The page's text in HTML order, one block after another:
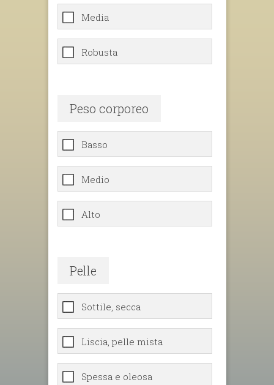
Media
Robusta
Peso corporeo
Basso
Medio
Alto
Pelle
Sottile, secca
Liscia, pelle mista
Spessa e oleosa